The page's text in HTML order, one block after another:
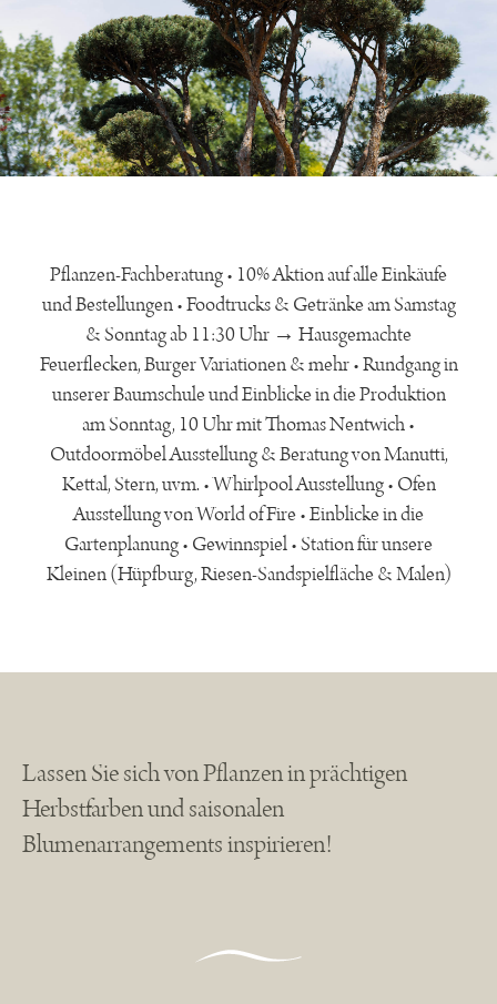
Pflanzen-Fachberatung • 10% Aktion auf alle Einkäufe
und Bestellungen • Foodtrucks & Getränke am Samstag
& Sonntag ab 11:30 Uhr → Hausgemachte
Feuerflecken, Burger Variationen & mehr • Rundgang in
unserer Baumschule und Einblicke in die Produktion
am Sonntag, 10 Uhr mit Thomas Nentwich •
Outdoormöbel Ausstellung & Beratung von Manutti,
Kettal, Stern, uvm. • Whirlpool Ausstellung • Ofen
Ausstellung von World of Fire • Einblicke in die
Gartenplanung • Gewinnspiel • Station für unsere
Kleinen (Hüpfburg, Riesen-Sandspielfläche & Malen)
Lassen Sie sich von Pflanzen in prächtigen
Herbstfarben und saisonalen
Blumenarrangements inspirieren!